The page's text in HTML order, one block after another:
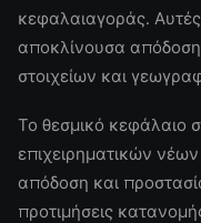
κεφαλαιαγοράς.
αποκλίνουσα
στοιχείων και
Το θεσμικό κεφάλαιο
επιχειρηματικών
απόδοση και
προτιμήσεις